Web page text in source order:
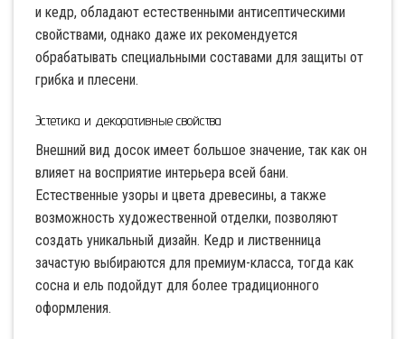
и кедр, обладают естественными антисептическими
свойствами, однако даже их рекомендуется
обрабатывать специальными составами для защиты от
грибка и плесени.
Эстетика и декоративные свойства
Внешний вид досок имеет большое значение, так как он
влияет на восприятие интерьера всей бани.
Естественные узоры и цвета древесины, а также
возможность художественной отделки, позволяют
создать уникальный дизайн. Кедр и лиственница
зачастую выбираются для премиум-класса, тогда как
сосна и ель подойдут для более традиционного
оформления.